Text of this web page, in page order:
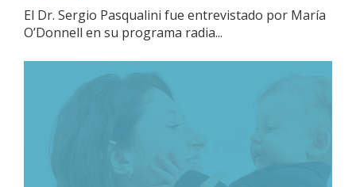
El Dr. Sergio Pasqualini fue entrevistado por María
O’Donnell en su programa radia...